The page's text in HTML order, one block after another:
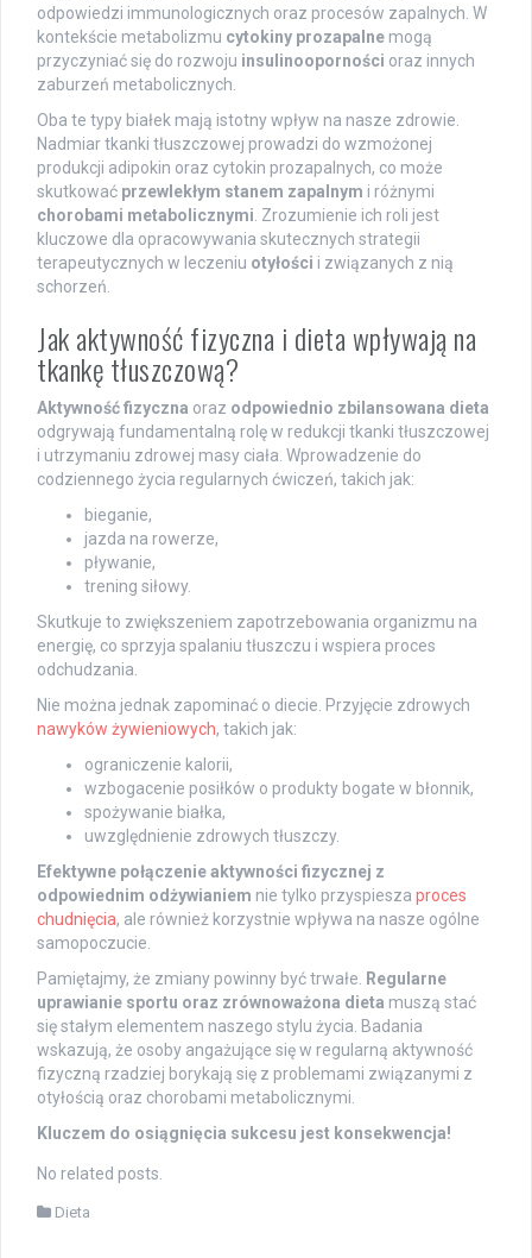
odpowiedzi immunologicznych oraz procesów zapalnych. W
kontekście metabolizmu cytokiny prozapalne mogą
przyczyniać się do rozwoju insulinooporności oraz innych
zaburzeń metabolicznych.
Oba te typy białek mają istotny wpływ na nasze zdrowie.
Nadmiar tkanki tłuszczowej prowadzi do wzmożonej
produkcji adipokin oraz cytokin prozapalnych, co może
skutkować przewlekłym stanem zapalnym i różnymi
chorobami metabolicznymi . Zrozumienie ich roli jest
kluczowe dla opracowywania skutecznych strategii
terapeutycznych w leczeniu otyłości i związanych z nią
schorzeń.
Jak aktywność fizyczna i dieta wpływają na
tkankę tłuszczową?
Aktywność fizyczna oraz odpowiednio zbilansowana dieta
odgrywają fundamentalną rolę w redukcji tkanki tłuszczowej
i utrzymaniu zdrowej masy ciała. Wprowadzenie do
codziennego życia regularnych ćwiczeń, takich jak:
bieganie,
jazda na rowerze,
pływanie,
trening siłowy.
Skutkuje to zwiększeniem zapotrzebowania organizmu na
energię, co sprzyja spalaniu tłuszczu i wspiera proces
odchudzania.
Nie można jednak zapominać o diecie. Przyjęcie zdrowych
nawyków żywieniowych, takich jak:
ograniczenie kalorii,
wzbogacenie posiłków o produkty bogate w błonnik,
spożywanie białka,
uwzględnienie zdrowych tłuszczy.
Efektywne połączenie aktywności fizycznej z
odpowiednim odżywianiem nie tylko przyspiesza proces
chudnięcia, ale również korzystnie wpływa na nasze ogólne
samopoczucie.
Pamiętajmy, że zmiany powinny być trwałe.
Regularne
uprawianie sportu oraz zrównoważona dieta muszą stać
się stałym elementem naszego stylu życia. Badania
wskazują, że osoby angażujące się w regularną aktywność
fizyczną rzadziej borykają się z problemami związanymi z
otyłością oraz chorobami metabolicznymi.
Kluczem do osiągnięcia sukcesu jest konsekwencja!
No related posts.
Dieta